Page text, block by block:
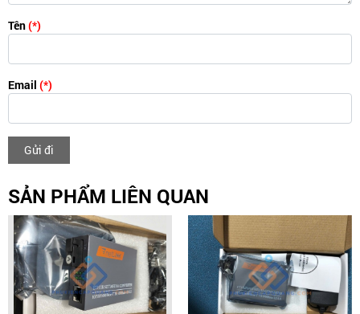
Tên(*)
Email (*)
Gửi đi
SẢN PHẨM LIÊN QUAN